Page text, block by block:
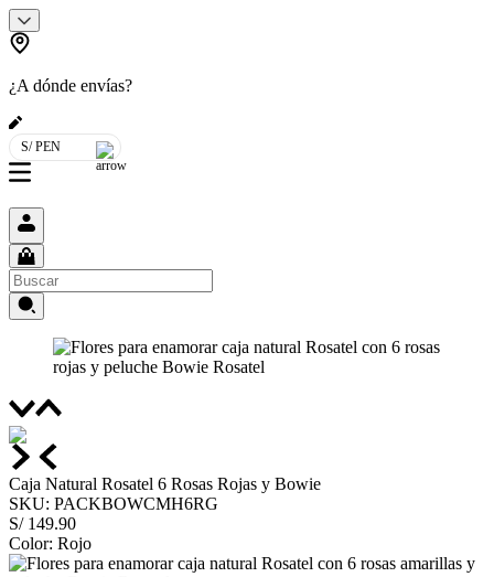
¿A dónde envías?
S/ PEN
Caja Natural Rosatel 6 Rosas Rojas y Bowie
SKU: PACKBOWCMH6RG
S/ 149.90
Color: Rojo